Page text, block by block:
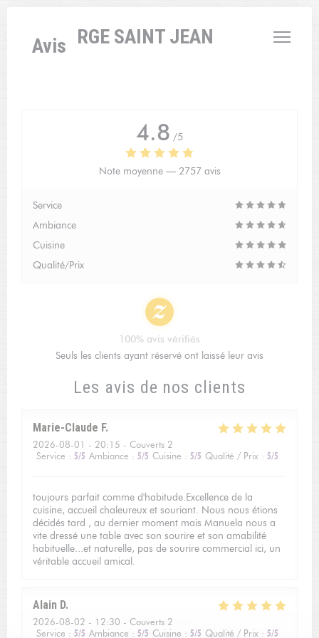
L'AUBERGE SAINT JEAN
Avis
Les avis de nos clients
Marie-Claude F
2026-08-01 - 20:15 - Couverts 2
Service : 5/5 Ambiance : 5/5 Cuisine : 5/5 Qualité / Prix : 5/5
toujours parfait comme d'habitude.Excellence de la
cuisine, accueil chaleureux et souriant. Nous nous étions
décidés tard , au dernier moment mais Manuela nous a
vite dressé une table avec son sourire et son amabilité
habituelle...et naturelle, pas de sourire commercial ici, un
véritable accueil amical.
Alain D
2026-08-02 - 12:30 - Couverts 2
Service : 5/5 Ambiance : 5/5 Cuisine : 5/5 Qualité / Prix : 5/5
4.8 /5
Note moyenne — 2757 avis
Service
Ambiance
Cuisine
Qualité/Prix
100% avis vérifiés
Seuls les clients ayant réservé ont laissé leur avis